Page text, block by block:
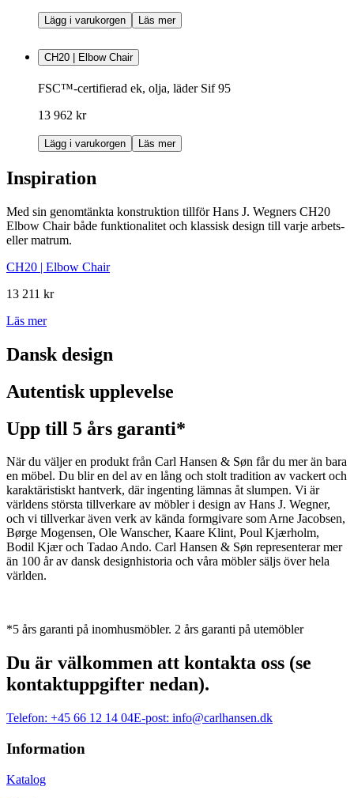
Lägg i varukorgen Läs mer
CH20 | Elbow Chair
FSC™-certifierad ek, olja, läder Sif 95
13 962 kr
Lägg i varukorgen Läs mer
Inspiration
Med sin genomtänkta konstruktion tillför Hans J. Wegners CH20
Elbow Chair både funktionalitet och klassisk design till varje arbets-
eller matrum.
CH20 | Elbow Chair
13 211 kr
Läs mer
Dansk design
Autentisk upplevelse
Upp till 5 års garanti*
När du väljer en produkt från Carl Hansen & Søn får du mer än bara
en möbel. Du blir en del av en lång och stolt tradition av vackert och
karaktäristiskt hantverk, där ingenting lämnas åt slumpen. Vi är
världens största tillverkare av möbler i design av Hans J. Wegner,
och vi tillverkar även verk av kända formgivare som Arne Jacobsen,
Børge Mogensen, Ole Wanscher, Kaare Klint, Poul Kjærholm,
Bodil Kjær och Tadao Ando. Carl Hansen & Søn representerar mer
än 100 år av dansk designhistoria och våra möbler säljs över hela
världen.
*5 års garanti på inomhusmöbler. 2 års garanti på utemöbler
Du är välkommen att kontakta oss (se
kontaktuppgifter nedan).
Telefon: +45 66 12 14 04E-post: info@carlhansen.dk
Information
Katalog